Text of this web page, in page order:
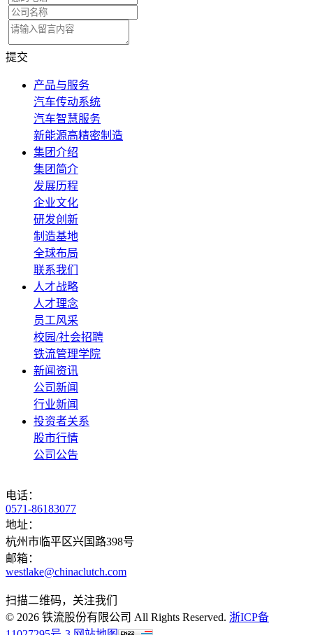
提交
产品与服务
汽车传动系统
汽车智慧服务
新能源高精密制造
集团介绍
集团简介
发展历程
企业文化
研发创新
制造基地
全球布局
联系我们
人才战略
人才理念
员工风采
校园/社会招聘
铁流管理学院
新闻资讯
公司新闻
行业新闻
投资者关系
股市行情
公司公告
电话：
0571-86183077
地址：
杭州市临平区兴国路398号
邮箱：
westlake@chinaclutch.com
扫描二维码，关注我们
© 2026 铁流股份有限公司 All Rights Reserved. 浙ICP备